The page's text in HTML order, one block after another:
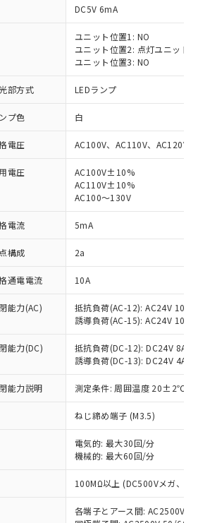
DC5V 6mA
ユニット位置1: NO
ユニット位置2: 点灯ユニット
ユニット位置3: NO
部方式 LEDランプ
プ色 白
電圧 AC100V、AC110V、AC120V
電圧
AC100V±10%
AC110V±10%
AC100～130V
電流 5mA
構成 2a
通電電流 10A
能力(AC)
抵抗負荷(AC-12): AC24V 10A/
誘導負荷(AC-15): AC24V
能力(DC)
抵抗負荷(DC-12): DC24V 8A/
誘導負荷(DC-13): DC24V 4A/
能力説明 測定条件: 周囲温度 20±2℃、
ねじ締め端子 (M3.5)
電気的: 最大30回/分
機械的: 最大60回/分
100MΩ以上 (DC500Vメガ、点
各端子とアース間: AC2500V
件
お読みいただき、同意のうえ
スは、当社制御機器事業取扱
社在庫状況および標準価格
提供させていただくもので
機器事業取扱商品の中には、
スの対象外となる商品もある
了承ください。
および標準価格照会結果は、
いる更新日時点での社内デー
き作成されるものであり、閲
は異なる場合があることをご
EU RoHS指令（10物質）の
た製品が提供可能な商品で
RoHS指令（10物質）の非含
品に切り替える予定のある
：EU RoHS指令（10物質）の
応の商品で、対応品を出す予
：EU RoHS指令（10物質）の
状況を調査中または確認中の
イセンス料など無形物で、有
関係のない商品です。
により、非含有部品として
有品と判明した場合などや
ることがあります。
物質）：
下、 水銀(Hg) 1000ppm以下、 カド
1000ppm以下、ポリ臭化ビフェニル
質材料含有率が中国RoHSの
あることを示します。
質材料含有率が中国RoHSの
ていることを示します。
です。当社販売部門へお問
これら貴社製品のうち、外国
び外国貿易法に定める商品
規制貨物等」という）を輸出
外への提供する場合は、日本
輸出許可(または役務取引許
得するなどの必要な手続きを